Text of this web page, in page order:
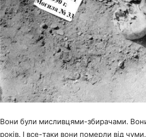
Вони були мисливцями-збирачами.
років. І все-таки вони померли від чуми.